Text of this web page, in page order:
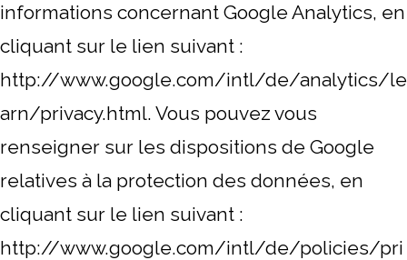
informations concernant Google Analytics, en
cliquant sur le lien suivant :
http://www.google.com/intl/de/analytics/le
arn/privacy.html. Vous pouvez vous
renseigner sur les dispositions de Google
relatives à la protection des données, en
cliquant sur le lien suivant :
http://www.google.com/intl/de/policies/pri